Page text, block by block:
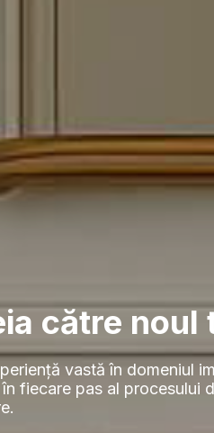
către noul
vastă în domeniul
fiecare pas al procesului